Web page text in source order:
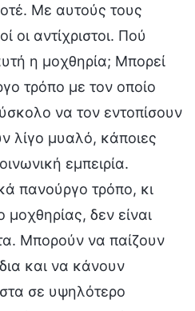
Με αυτούς τους
οι αντίχριστοι. Πού
η μοχθηρία; Μπορεί
τρόπο με τον οποίο
να τον εντοπίσουν
λίγο μυαλό, κάποιες
εμπειρία.
πανούργο τρόπο, κι
μοχθηρίας, δεν είναι
Μπορούν να παίζουν
και να κάνουν
σε υψηλότερο